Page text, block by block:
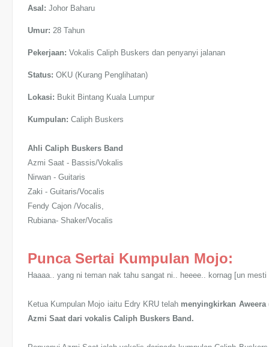
Asal: Johor Baharu
Umur: 28 Tahun
Pekerjaan: Vokalis Caliph Buskers dan penyanyi jalanan
Status: OKU (Kurang Penglihatan)
Lokasi: Bukit Bintang Kuala Lumpur
Kumpulan: Caliph Buskers
Ahli Caliph Buskers Band
Azmi Saat - Bassis/Vokalis
Nirwan - Guitaris
Zaki - Guitaris/Vocalis
Fendy Cajon /Vocalis,
Rubiana- Shaker/Vocalis
Punca Sertai Kumpulan Mojo:
Haaaa.. yang ni teman nak tahu sangat ni.. heeee.. kornag [un
Ketua Kumpulan Mojo iaitu Edry KRU telah menyingkirkan
Azmi Saat dari vokalis Caliph Buskers Band.